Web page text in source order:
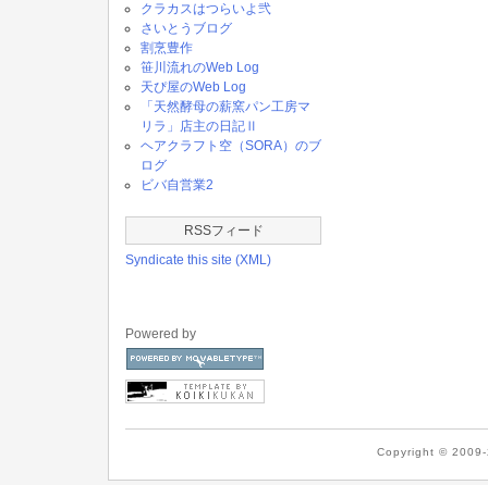
クラカスはつらいよ弐
さいとうブログ
割烹豊作
笹川流れのWeb Log
天ぴ屋のWeb Log
「天然酵母の薪窯パン工房マ
リラ」店主の日記Ⅱ
ヘアクラフト空（SORA）のブ
ログ
ビバ自営業2
RSSフィード
Syndicate this site (XML)
Powered by
Copyright ©